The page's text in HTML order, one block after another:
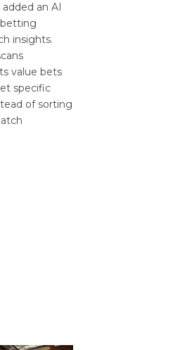
an AI
insights.
value bets
specific
of sorting